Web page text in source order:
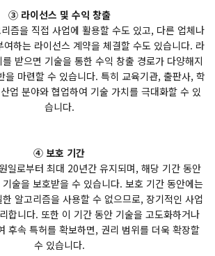
③ 라이선스 및 수익 창출
즘을 직접 사업에 활용할 수도 있고, 다른 업체나
여하는 라이선스 계약을 체결할 수도 있습니다. 라
받으면 기술을 통한 수익 창출 경로가 다양해지
을 마련할 수 있습니다. 특히 교육기관, 출판사, 학
업 분야와 협업하여 기술 가치를 극대화할 수 있
습니다.
④ 보호 기간
일로부터 최대 20년간 유지되며, 해당 기간 동안
술을 보호받을 수 있습니다. 보호 기간 동안에는
알고리즘을 사용할 수 없으므로, 장기적인 사업
합니다. 또한 이 기간 동안 기술을 고도화하거나
후속 특허를 확보하면, 권리 범위를 더욱 확장할
수 있습니다.